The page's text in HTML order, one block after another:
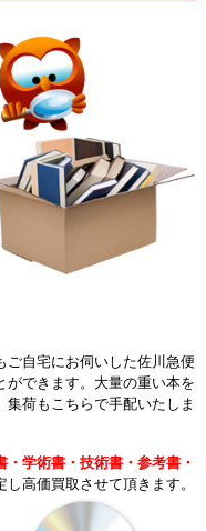
ご自宅にお伺いした佐川急便
ができます。大量の重い本を
荷もこちらで手配いたしま
・学術書・技術書・参考書・
高価買取させて頂きます。